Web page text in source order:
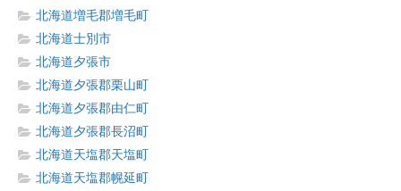
北海道増毛郡増毛町
北海道士別市
北海道夕張市
北海道夕張郡栗山町
北海道夕張郡由仁町
北海道夕張郡長沼町
北海道天塩郡天塩町
北海道天塩郡幌延町